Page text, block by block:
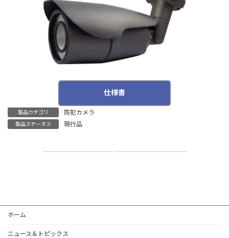
仕様書
製品カテゴリ 防犯カメラ
製品ステータス 現行品
ホーム
ニュース＆トピックス